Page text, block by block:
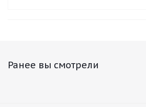
Ранее вы смотрели